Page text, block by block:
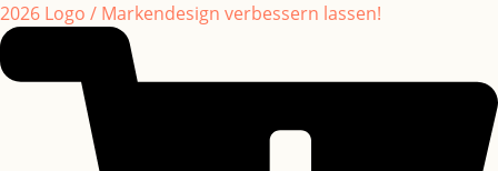
2026 Logo / Markendesign verbessern lassen!